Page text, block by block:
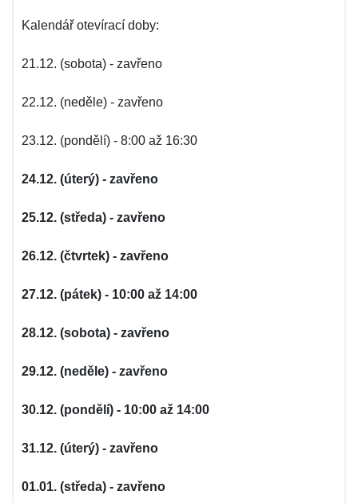
Kalendář otevírací doby:
21.12. (sobota) - zavřeno
22.12. (neděle) - zavřeno
23.12. (pondělí) - 8:00 až 16:30
24.12. (úterý) - zavřeno
25.12. (středa) - zavřeno
26.12. (čtvrtek) - zavřeno
27.12. (pátek) - 10:00 až 14:00
28.12. (sobota) - zavřeno
29.12. (neděle) - zavřeno
30.12. (pondělí) - 10:00 až 14:00
31.12. (úterý) - zavřeno
01.01. (středa) - zavřeno